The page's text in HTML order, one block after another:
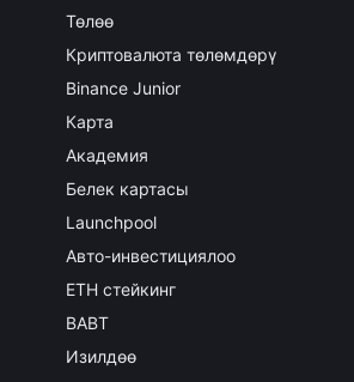
Төлөө
Криптовалюта төлөмдөрү
Binance Junior
Карта
Академия
Белек картасы
Launchpool
Авто-инвестициялоо
ETH стейкинг
BABT
Изилдөө